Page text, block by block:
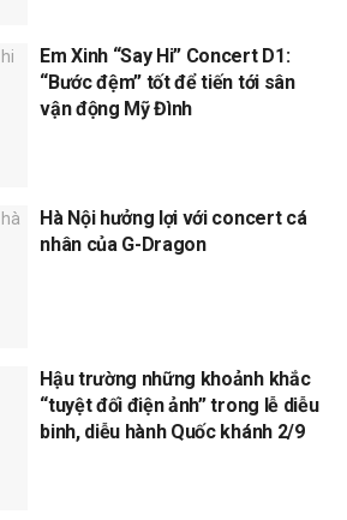
Em Xinh “Say Hi” Concert D1:
“Bước đệm” tốt để tiến tới sân
vận động Mỹ Đình
Hà Nội hưởng lợi với concert cá
nhân của G-Dragon
Hậu trường những khoảnh khắc
“tuyệt đối điện ảnh” trong lễ diễu
binh, diễu hành Quốc khánh 2/9